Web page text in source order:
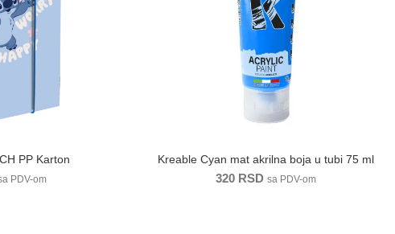
PP Karton
PDV-om
Kreable Cyan mat akrilna boja u tubi 75 ml
320 RSD sa PDV-om